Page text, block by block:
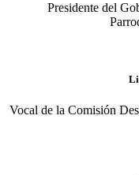
Presidente del
Vocal de la Comisión